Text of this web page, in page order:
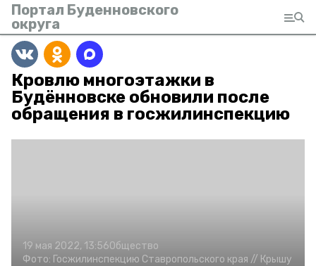
Портал Буденновского
округа
Кровлю многоэтажки в
Будённовске обновили после
обращения в госжилинспекцию
19 мая 2022, 13:56Общество
Фото: Госжилинспекцию Ставропольского края // Крышу